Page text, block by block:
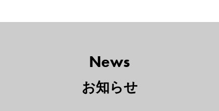
News
お知らせ